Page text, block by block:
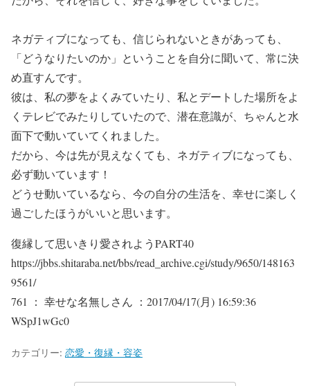
ネガティブになっても、信じられないときがあっても、
「どうなりたいのか」ということを自分に聞いて、常に決
め直すんです。
彼は、私の夢をよくみていたり、私とデートした場所をよ
くテレビでみたりしていたので、潜在意識が、ちゃんと水
面下で動いていてくれました。
だから、今は先が見えなくても、ネガティブになっても、
必ず動いています！
どうせ動いているなら、今の自分の生活を、幸せに楽しく
過ごしたほうがいいと思います。
復縁して思いきり愛されようPART40
https://jbbs.shitaraba.net/bbs/read_archive.cgi/study/9650/148163
9561/
761 ： 幸せな名無しさん ：2017/04/17(月) 16:59:36
WSpJ1wGc0
カテゴリー: 恋愛・復縁・容姿